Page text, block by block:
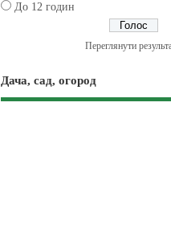
До 12 годин
Переглянути
Дача, сад, огород